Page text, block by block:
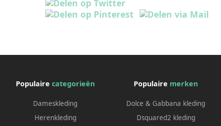
Populaire categorieën
Dameskleding
Herenkleding
Populaire merken
Dolce & Gabbana kleding
Dsquared2 kleding